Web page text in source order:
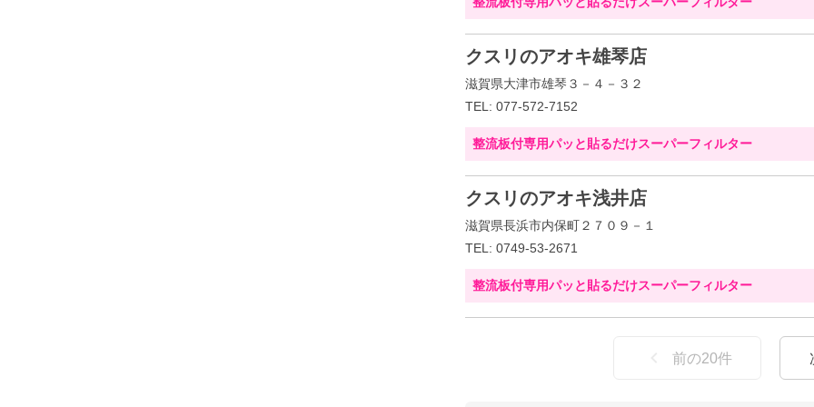
クスリのアオキ雄琴店
滋賀県大津市雄琴３－４－３２
TEL: 077-572-7152
整流板付専用パッと貼るだけスーパーフィルター
クスリのアオキ浅井店
滋賀県長浜市内保町２７０９－１
TEL: 0749-53-2671
整流板付専用パッと貼るだけスーパーフィルター
前の20件